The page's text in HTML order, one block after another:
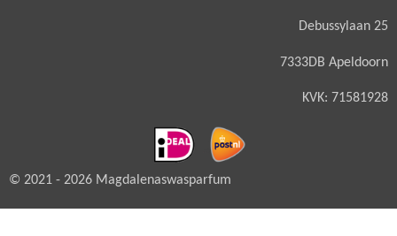
Debussylaan 25
7333DB Apeldoorn
KVK: 71581928
© 2021 - 2026 Magdalenaswasparfum